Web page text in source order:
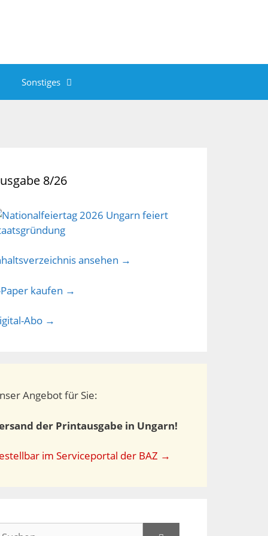
Sonstiges
8/26
ansehen →
Paper kaufen →
Abo →
Angebot für Sie:
der Printausgabe in Ungarn!
im Serviceportal der BAZ →